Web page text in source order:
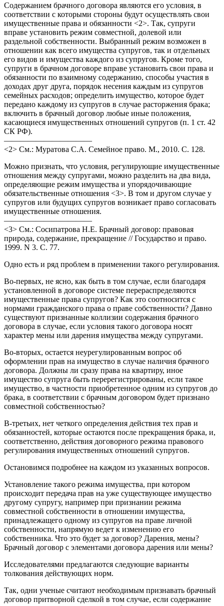
Содержанием брачного договора являются его условия, в
соответствии с которыми стороны будут осуществлять свои
имущественные права и обязанности <2>. Так, супруги
вправе установить режим совместной, долевой или
раздельной собственности. Выбранный режим возможен в
отношении как всего имущества супругов, так и отдельных
его видов и имущества каждого из супругов. Кроме того,
супруги в брачном договоре вправе установить свои права и
обязанности по взаимному содержанию, способы участия в
доходах друг друга, порядок несения каждым из супругов
семейных расходов; определить имущество, которое будет
передано каждому из супругов в случае расторжения брака;
включить в брачный договор любые иные положения,
касающиеся имущественных отношений супругов (п. 1 ст. 42
СК РФ).
———————————
<2> См.: Муратова С.А. Семейное право. М., 2010. С. 128.
Можно признать, что условия, регулирующие имущественные
отношения между супругами, можно разделить на два вида,
определяющие режим имущества и упорядочивающие
обязательственные отношения <3>. В том и другом случае у
супругов или будущих супругов возникает право согласовать
имущественные отношения.
———————————
<3> См.: Сосипатрова Н.Е. Брачный договор: правовая
природа, содержание, прекращение // Государство и право.
1999. N 3. С. 77.
Одно есть и ряд проблем в применении такого регулирования.
Во-первых, не ясно, как быть в том случае, если благодаря
установленной в договоре системе перераспределяются
имущественные права супругов? Как это соотносится с
нормами гражданского права о праве собственности? Давно
существуют признанные коллизии содержания брачного
договора в случае, если условия такого договора носят
характер мены или дарения имущества между супругами.
Во-вторых, остается неурегулированным вопрос об
оформлении прав на имущество в случае наличия брачного
договора. Должны ли сразу права на квартиру, иное
имущество супруга быть перерегистрированы, если такое
имущество, в частности приобретенное одним из супругов до
брака, в соответствии с брачным договором будет признано
совместной собственностью?
В-третьих, нет четкого определения действия тех прав и
обязанностей, которые остаются после прекращения брака, и,
соответственно, действия договорного режима правового
регулирования имущественных отношений супругов.
Остановимся подробнее на каждом из указанных вопросов.
Установление такого режима имущества, при котором
происходит передача прав на уже существующее имущество
другому супругу, например при признании режима
совместной собственности в отношении имущества,
принадлежащего одному из супругов на праве личной
собственности, напрямую ведет к изменению его
собственника. Что это будет за договор? Дарения, мены?
Брачный договор с элементами договора дарения или мены?
Исследователями предлагаются следующие варианты
толкования действующих норм.
Так, одни ученые считают необходимым признавать брачный
договор притворной сделкой в том случае, если содержание